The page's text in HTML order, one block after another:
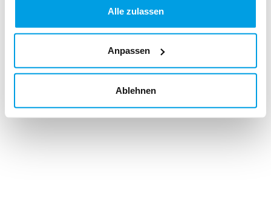
Alle zulassen
Anpassen
Ablehnen